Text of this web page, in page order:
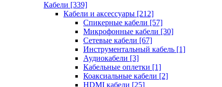
Кабели [339]
Кабели и аксессуары [212]
Спикерные кабели [57]
Микрофонные кабели [30]
Сетевые кабели [67]
Инструментальный кабель [1]
Аудиокабели [3]
Кабельные оплетки [1]
Коаксиальные кабели [2]
HDMI кабели [25]